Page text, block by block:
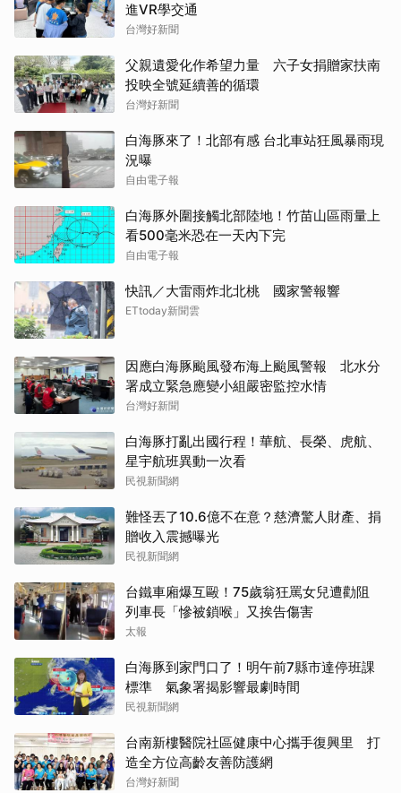
進VR學交通
台灣好新聞
父親遺愛化作希望力量 六子女捐贈家扶南
投映全號延續善的循環
台灣好新聞
白海豚來了！北部有感 台北車站狂風暴雨現
況曝
自由電子報
白海豚外圍接觸北部陸地！竹苗山區雨量上
看500毫米恐在一天內下完
自由電子報
快訊／大雷雨炸北北桃 國家警報響
ETtoday新聞雲
因應白海豚颱風發布海上颱風警報 北水分
署成立緊急應變小組嚴密監控水情
台灣好新聞
白海豚打亂出國行程！華航、長榮、虎航、
星宇航班異動一次看
民視新聞網
難怪丟了10.6億不在意？慈濟驚人財產、捐
贈收入震撼曝光
民視新聞網
台鐵車廂爆互毆！75歲翁狂罵女兒遭勸阻
列車長「慘被鎖喉」又挨告傷害
太報
白海豚到家門口了！明午前7縣市達停班課
標準 氣象署揭影響最劇時間
民視新聞網
台南新樓醫院社區健康中心攜手復興里 打
造全方位高齡友善防護網
台灣好新聞